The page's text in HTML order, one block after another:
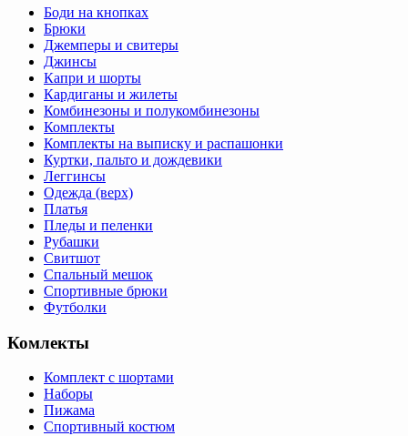
Боди на кнопках
Брюки
Джемперы и свитеры
Джинсы
Капри и шорты
Кардиганы и жилеты
Комбинезоны и полукомбинезоны
Комплекты
Комплекты на выписку и распашонки
Куртки, пальто и дождевики
Леггинсы
Одежда (верх)
Платья
Пледы и пеленки
Рубашки
Свитшот
Спальный мешок
Спортивные брюки
Футболки
Комлекты
Комплект с шортами
Наборы
Пижама
Спортивный костюм